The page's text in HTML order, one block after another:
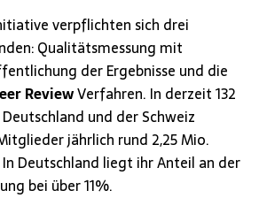
verpflichten sich drei
Qualitätsmessung mit
der Ergebnisse und die
ReviewVerfahren. In derzeit 132
und der Schweiz
jährlich rund 2,25 Mio.
Deutschland liegt ihr Anteil an der
bei über 11%.